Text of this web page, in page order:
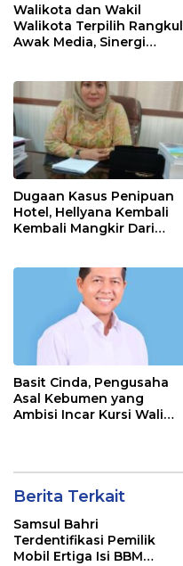
Walikota dan Wakil
Walikota Terpilih Rangkul
Awak Media, Sinergi
Dugaan Kasus Penipuan
Hotel, Hellyana Kembali
Kembali Mangkir Dari
Basit Cinda, Pengusaha
Asal Kebumen yang
Ambisi Incar Kursi Wali
Berita Terkait
Samsul Bahri
Terdentifikasi Pemilik
Mobil Ertiga Isi BBM